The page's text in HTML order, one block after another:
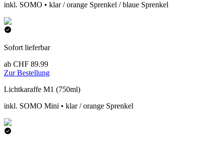
inkl. SOMO • klar / orange Sprenkel / blaue Sprenkel
Sofort lieferbar
ab CHF 89.99
Zur Bestellung
Lichtkaraffe M1 (750ml)
inkl. SOMO Mini • klar / orange Sprenkel